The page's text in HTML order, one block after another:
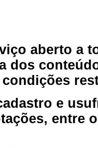
aberto a
dos
e
entre